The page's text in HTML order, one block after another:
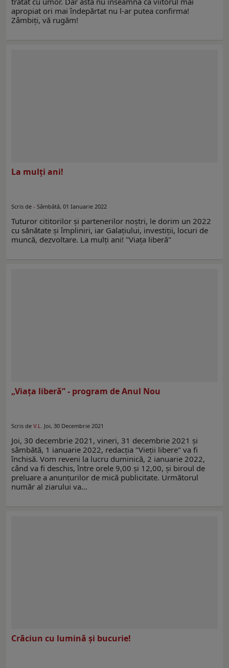
apropiat ori mai îndepărtat nu l-ar putea confirma!
Zâmbiţi, vă rugăm!
La mulţi ani!
Scris de - Sâmbătă, 01 Ianuarie 2022
Tuturor cititorilor şi partenerilor noştri, le dorim un 2022
cu sănătate şi împliniri, iar Galaţiului, investiţii, locuri de
muncă, dezvoltare. La mulţi ani! "Viaţa liberă"
„Viaţa liberă” - program de Anul Nou
Scris de V.L. Joi, 30 Decembrie 2021
Joi, 30 decembrie 2021, vineri, 31 decembrie 2021 şi
sâmbătă, 1 ianuarie 2022, redacţia "Vieţii libere" va fi
închisă. Vom reveni la lucru duminică, 2 ianuarie 2022,
când va fi deschis, între orele 9,00 şi 12,00, şi biroul de
preluare a anunţurilor de mică publicitate. Următorul
număr al ziarului va…
Crăciun cu lumină şi bucurie!